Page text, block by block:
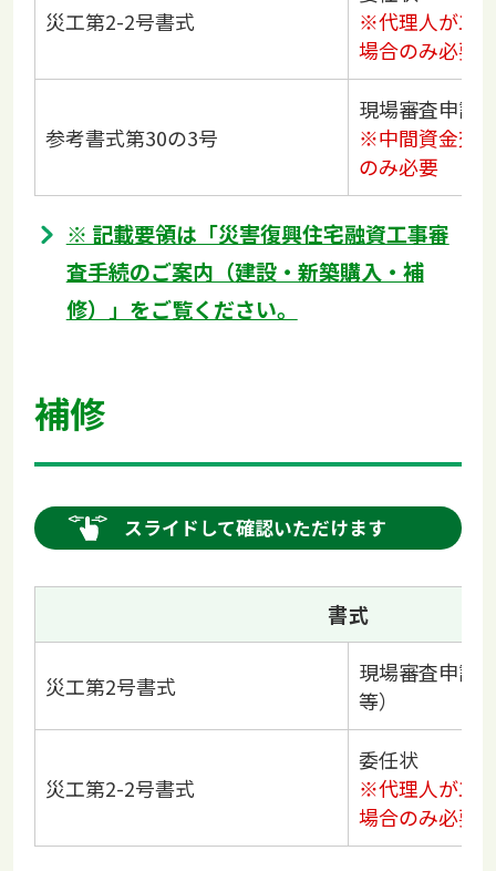
災工第2-2号書式
※代理人が工
場合のみ必要
参考書式第30の3号
現場審査申請
※中間資金交
のみ必要
※ 記載要領は「災害復興住宅融資工事審
査手続のご案内（建設・新築購入・補
修）」をご覧ください。
補修
スライドして確認いただけます
書式
災工第2号書式
現場審査申請
等）
災工第2-2号書式
委任状
※代理人が工
場合のみ必要